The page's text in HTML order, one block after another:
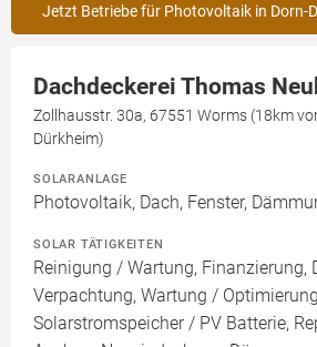
Jetzt Betriebe für Photovoltaik in Dorn-
Dachdeckerei Thomas
Zollhausstr. 30a, 67551 Worms (18km
Dürkheim)
SOLARANLAGE
Photovoltaik, Dach, Fenster,
SOLAR TÄTIGKEITEN
Reinigung / Wartung, Finanzierung,
Verpachtung, Wartung /
Solarstromspeicher / PV Batterie,